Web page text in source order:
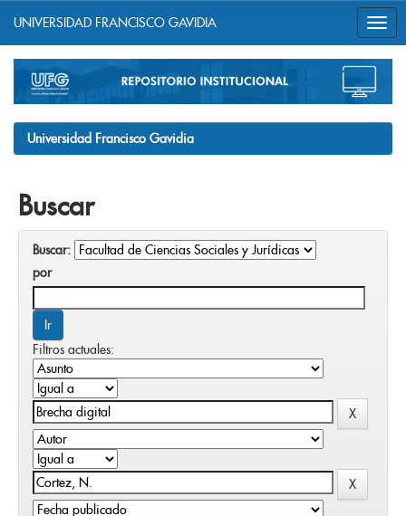
navigation
UNIVERSIDAD FRANCISCO GAVIDIA
Universidad Francisco Gavidia
Buscar
Buscar:
por
Filtros actuales: